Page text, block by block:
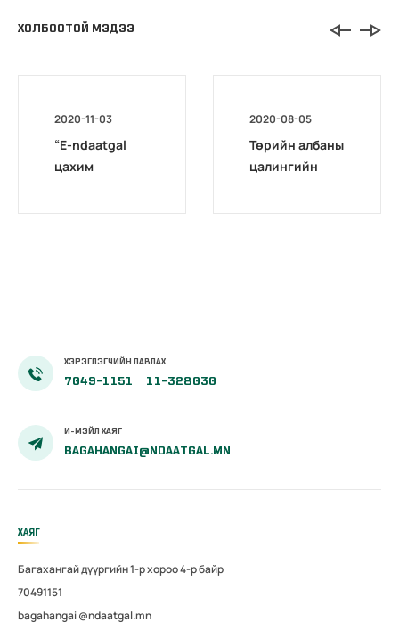
ХОЛБООТОЙ МЭДЭЭ
2020-11-03
“E-ndaatgal
цахим
2020-08-05
Төрийн албаны
цалингийн
ХЭРЭГЛЭГЧИЙН ЛАВЛАХ
7049-1151 11-328030
И-МЭЙЛ ХАЯГ
BAGAHANGAI@NDAATGAL.MN
ХАЯГ
Багахангай дүүргийн 1-р хороо 4-р байр
70491151
bagahangai @ndaatgal.mn